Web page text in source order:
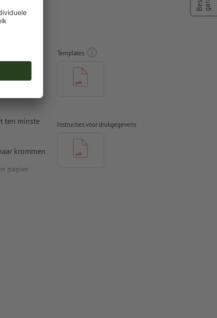
ten minste
krommen
papier
Templates
Instructies voor drukgegevens